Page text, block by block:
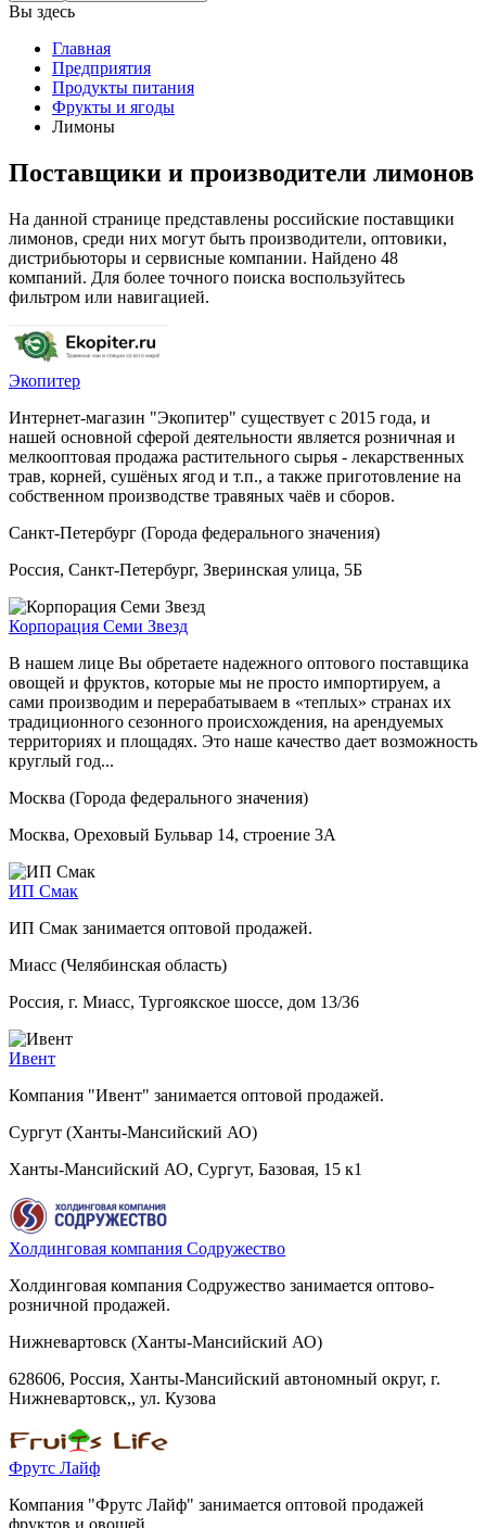
Вы здесь
Главная
Предприятия
Продукты питания
Фрукты и ягоды
Лимоны
Поставщики и производители лимонов
На данной странице представлены российские поставщики
лимонов, среди них могут быть производители, оптовики,
дистрибьюторы и сервисные компании. Найдено 48
компаний. Для более точного поиска воспользуйтесь
фильтром или навигацией.
Экопитер
Интернет-магазин "Экопитер" существует с 2015 года, и
нашей основной сферой деятельности является розничная и
мелкооптовая продажа растительного сырья - лекарственных
трав, корней, сушёных ягод и т.п., а также приготовление на
собственном производстве травяных чаёв и сборов.
Санкт-Петербург (Города федерального значения)
Россия, Санкт-Петербург, Зверинская улица, 5Б
Корпорация Семи Звезд
В нашем лице Вы обретаете надежного оптового поставщика
овощей и фруктов, которые мы не просто импортируем, а
сами производим и перерабатываем в «теплых» странах их
традиционного сезонного происхождения, на арендуемых
территориях и площадях. Это наше качество дает возможность
круглый год...
Москва (Города федерального значения)
Москва, Ореховый Бульвар 14, строение 3А
ИП Смак
ИП Смак занимается оптовой продажей.
Миасс (Челябинская область)
Россия, г. Миасс, Тургоякское шоссе, дом 13/36
Ивент
Компания "Ивент" занимается оптовой продажей.
Сургут (Ханты-Мансийский АО)
Ханты-Мансийский АО, Сургут, Базовая, 15 к1
Холдинговая компания Содружество
Холдинговая компания Содружество занимается оптово-
розничной продажей.
Нижневартовск (Ханты-Мансийский АО)
628606, Россия, Ханты-Мансийский автономный округ, г.
Нижневартовск,, ул. Кузова
Фрутс Лайф
Компания "Фрутс Лайф" занимается оптовой продажей
фруктов и овощей.